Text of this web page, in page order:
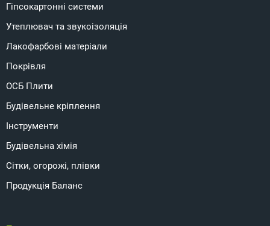
Гіпсокартонні системи
Утеплювач та звукоізоляція
Лакофарбові матеріали
Покрівля
ОСБ Плити
Будівельне кріплення
Інструменти
Будівельна хімія
Сітки, огорожі, плівки
Продукція Баланс